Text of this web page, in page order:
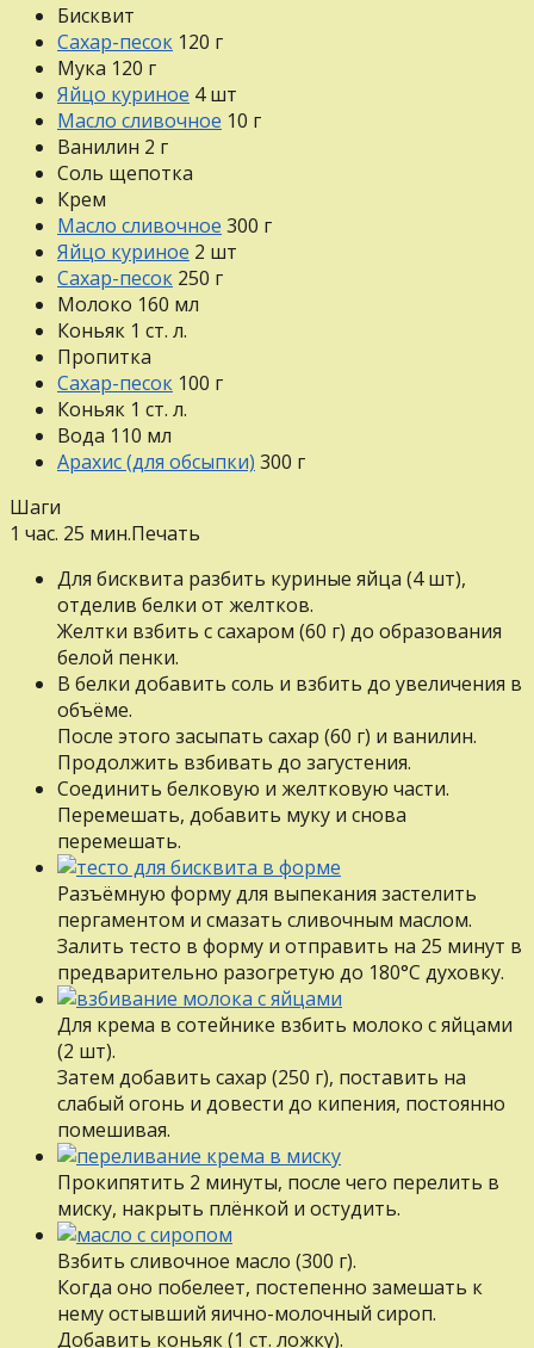
Бисквит
Сахар-песок 120 г
Мука 120 г
Яйцо куриное 4шт
Масло сливочное 10 г
Ванилин 2 г
Соль щепотка
Крем
Масло сливочное 300 г
Яйцо куриное 2 шт
Сахар-песок 250 г
Молоко 160 мл
Коньяк 1 ст. л.
Пропитка
Сахар-песок 100 г
Коньяк 1 ст. л.
Вода 110 мл
Арахис (для обсыпки) 300 г
Шаги
1 час. 25 мин.Печать
Для бисквита разбить куриные яйца (4 шт),
отделив белки от желтков.
Желтки взбить с сахаром (60 г) до образования
белой пенки.
В белки добавить соль и взбить до увеличения в
объёме.
После этого засыпать сахар (60 г) и ванилин.
Продолжить взбивать до загустения.
Соединить белковую и желтковую части.
Перемешать, добавить муку и снова
перемешать.
Разъёмную форму для выпекания застелить
пергаментом и смазать сливочным маслом.
Залить тесто в форму и отправить на 25 минут в
предварительно разогретую до 180°С духовку.
Для крема в сотейнике взбить молоко с яйцами
(2 шт).
Затем добавить сахар (250 г), поставить на
слабый огонь и довести до кипения, постоянно
помешивая.
Прокипятить 2 минуты, после чего перелить в
миску, накрыть плёнкой и остудить.
Взбить сливочное масло (300 г).
Когда оно побелеет, постепенно замешать к
нему остывший яично-молочный сироп.
Добавить коньяк (1 ст. ложку).